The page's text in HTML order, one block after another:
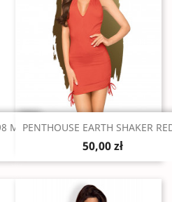
M/L Szybki podgląd
PENTHOUSE EARTH SHAKER
50,00 zł